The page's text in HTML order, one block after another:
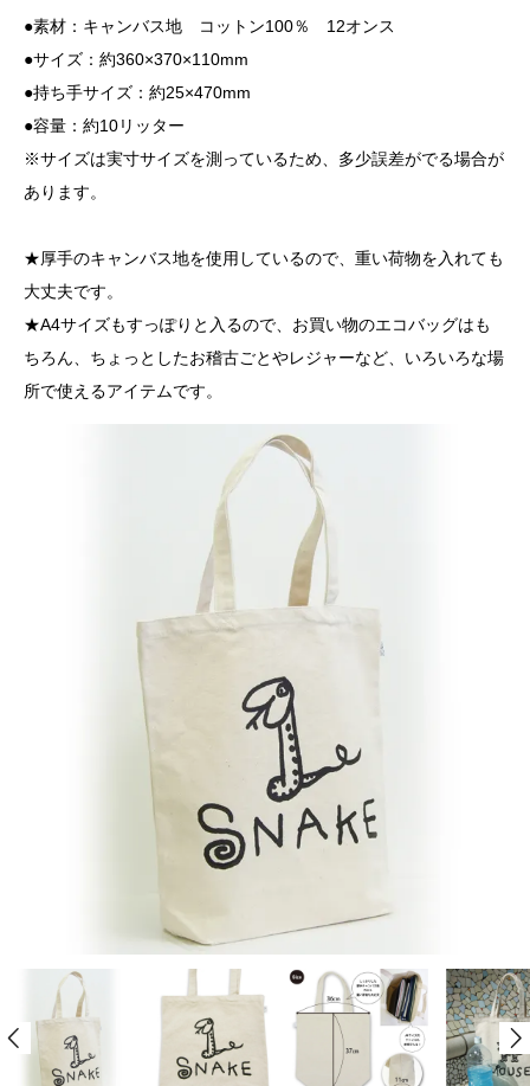
●素材：キャンバス地 コットン100％ 12オンス
●サイズ：約360×370×110mm
●持ち手サイズ：約25×470mm
●容量：約10リッター
※サイズは実寸サイズを測っているため、多少誤差がでる場合が
あります。
★厚手のキャンバス地を使用しているので、重い荷物を入れても
大丈夫です。
★A4サイズもすっぽりと入るので、お買い物のエコバッグはも
ちろん、ちょっとしたお稽古ごとやレジャーなど、いろいろな場
所で使えるアイテムです。